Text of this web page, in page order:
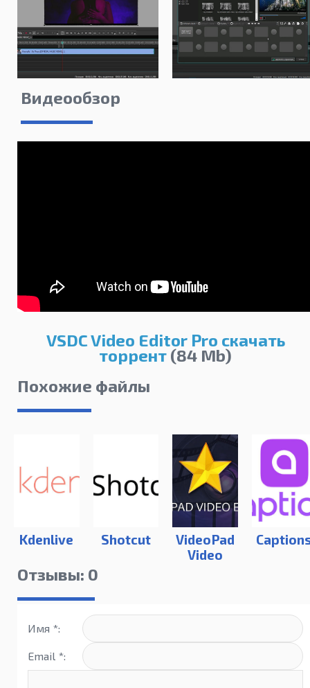
Видеообзор
VSDC Video Editor Pro скачать
торрент (84 Mb)
Похожие файлы
Kdenlive Shotcut
VideoPad
Video
Отзывы: 0
Имя *:
Email *: